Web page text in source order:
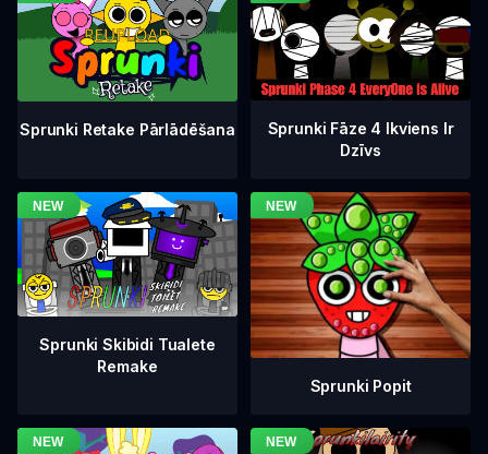
Sprunki Retake Pārlādēšana
Sprunki Fāze 4 Ikviens Ir
Dzīvs
Sprunki Skibidi Tualete
Remake
Sprunki Popit